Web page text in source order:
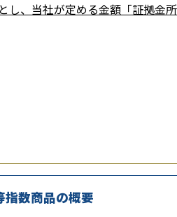
し、当社が定める金額「証拠金
指数商品の概要